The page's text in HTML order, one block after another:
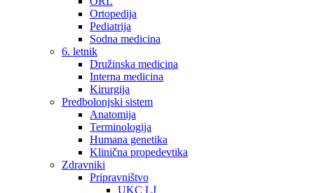
Ortopedija
Pediatrija
Sodna medicina
6. letnik
Družinska medicina
Interna medicina
Kirurgija
Predbolonjski sistem
Anatomija
Terminologija
Humana genetika
Klinična propedevtika
Zdravniki
Pripravništvo
UKC LJ